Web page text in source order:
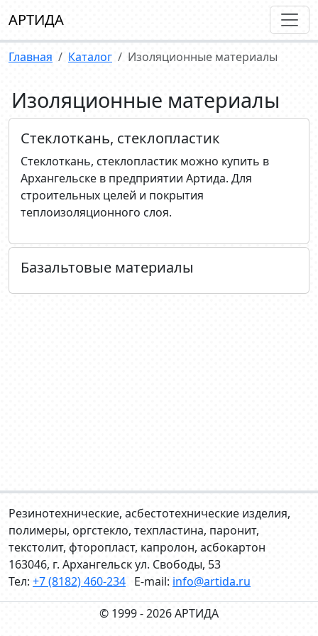
АРТИДА
Главная Каталог Изоляционные материалы
Изоляционные материалы
Стеклоткань, cтеклопластик
Стеклоткань, стеклопластик можно купить в
Архангельске в предприятии Артида. Для
строительных целей и покрытия
теплоизоляционного слоя.
Базальтовые материалы
Резинотехнические, асбестотехнические изделия,
полимеры, оргстекло, техпластина, паронит,
текстолит, фторопласт, капролон, асбокартон
163046, г. Архангельск ул. Свободы, 53
Тел: +7 (8182) 460-234 E-mail: info@artida.ru
© 1999 - 2026 АРТИДА